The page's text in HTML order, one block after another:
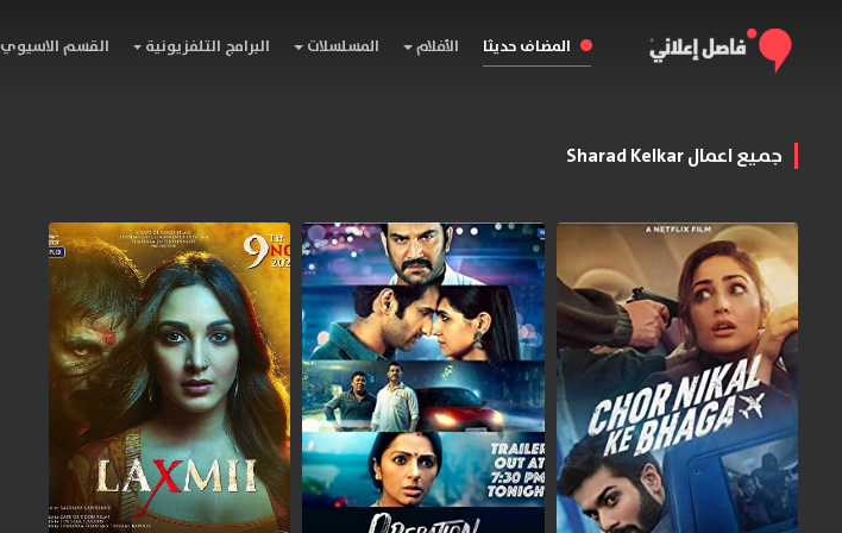
المضاف حديثا الأفلام المسلسلات البرامج التلفزيونية القسم الاسيوي
جميع اعمال Sharad Kelkar